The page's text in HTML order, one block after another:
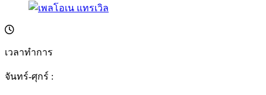
เวลาทำการ
จันทร์-ศุกร์ :